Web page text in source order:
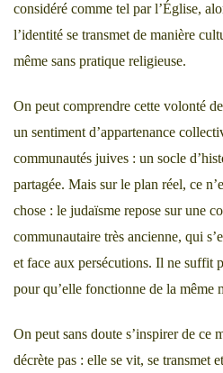
considéré comme tel par l’Église,
l’identité se transmet de manière
même sans pratique religieuse.
On peut comprendre cette volonté
un sentiment d’appartenance
communautés juives : un socle
partagée. Mais sur le plan réel, ce
chose : le judaïsme repose sur une
communautaire très ancienne, qui
et face aux persécutions. Il ne suffit
pour qu’elle fonctionne de la même
On peut sans doute s’inspirer de ce
décrète pas : elle se vit, se transmet